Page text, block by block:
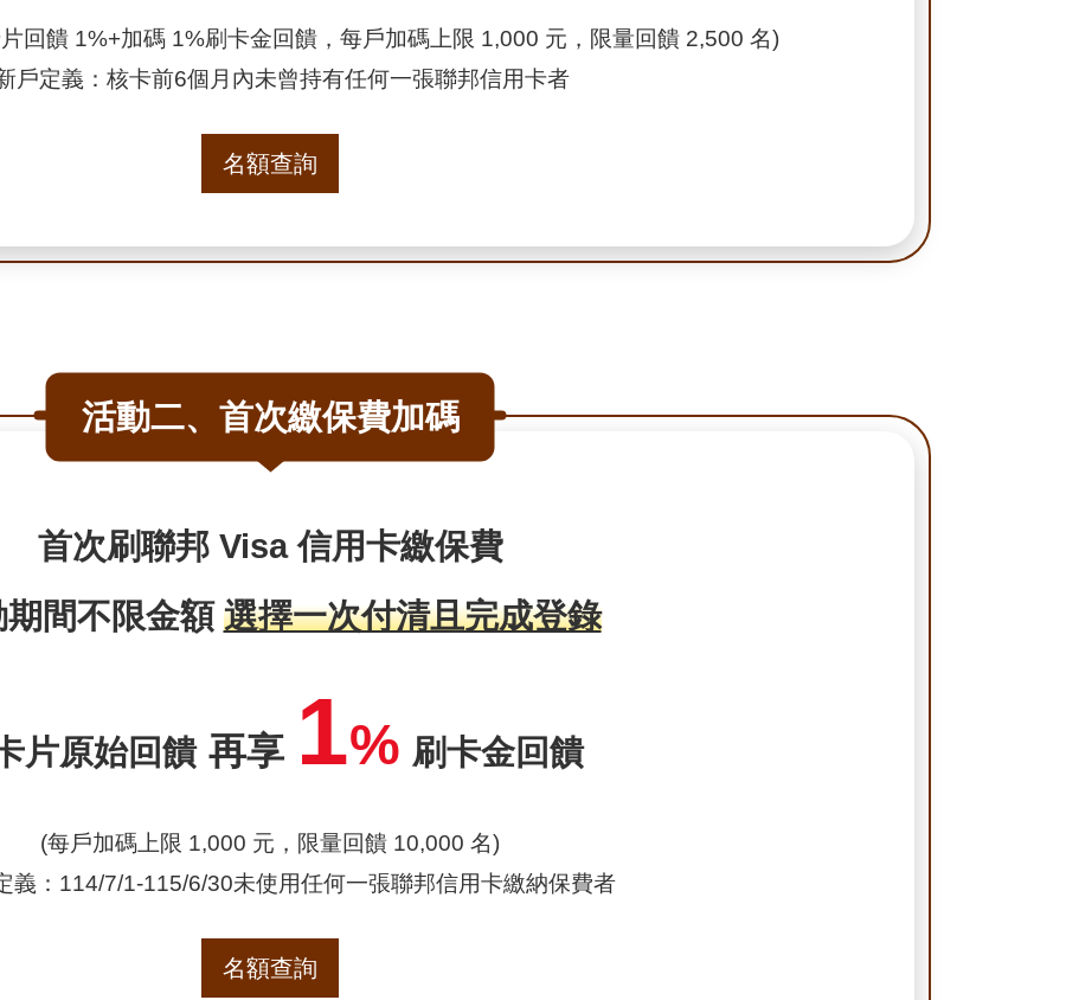
回饋 1%+加碼 1%刷卡金回饋，每戶加碼上限 1,000 元，限量回饋 2,500 名)
戶定義：核卡前6個月內未曾持有任何一張聯邦信用卡者
名額查詢
活動二、首次繳保費加碼
首次刷聯邦 Visa 信用卡繳保費
期間不限金額 選擇一次付清且完成登錄
片原始回饋 再享 1% 刷卡金回饋
(每戶加碼上限 1,000 元，限量回饋 10,000 名)
義：114/7/1-115/6/30未使用任何一張聯邦信用卡繳納保費者
名額查詢